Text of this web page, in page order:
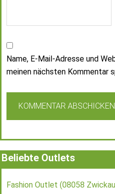
Name, E-Mail-Adresse und
meinen nächsten Kommentar
Beliebte Outlets
Fashion Outlet (08058